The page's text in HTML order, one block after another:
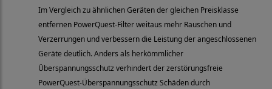
Im Vergleich zu ähnlichen Geräten der gleichen Preisklasse
entfernen PowerQuest-Filter weitaus mehr Rauschen und
Verzerrungen und verbessern die Leistung der angeschlossenen
Geräte deutlich. Anders als herkömmlicher
Überspannungsschutz verhindert der zerstörungsfreie
PowerQuest-Überspannungsschutz Schäden durch